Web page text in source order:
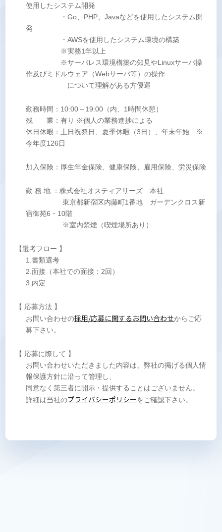
使用したシステム開発
・Go、PHP、Javaなどを使用したシステム開
発
・AWSを使用したシステム環境の構築
※実務1年以上
※サーバレス環境構築の知見やLinuxサーバ操
作及びミドルウェア（Webサーバ等）の操作
について理解がある方優遇
勤務時間：10:00～19:00（内、1時間休憩）
残 業：有り ※個人の業務進捗による
休日休暇：土日祝祭日、夏季休暇（3日）、年末年始 ※
今年度126日
加入保険：厚生年金保険、健康保険、雇用保険、労災保険
勤 務 地 ：株式会社オスティアリーズ 本社
東京都新宿区内藤町1番地 ガーデンクロス新
宿御苑6・10階
※室内禁煙（喫煙場所あり）
【選考フロー 】
1.書類選考
2.面接（本社での面接：2回）
3.内定
【 応募方法 】
お問い合わせの採用/応募に関するお問い合わせからご応
募下さい。
【 応募に際して 】
お問い合わせいただきました内容は、弊社の掲げる個人情
報保護方針に沿って管理し、
同意なく第三者に開示・提供することはございません。
詳細は当社のプライバシーポリシーをご確認下さい。